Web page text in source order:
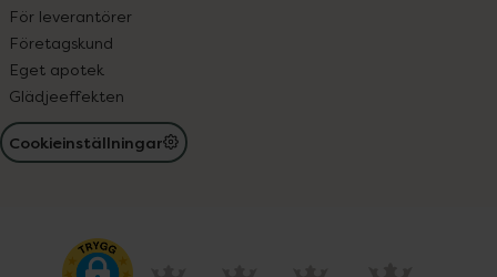
För leverantörer
Företagskund
Eget apotek
Glädjeeffekten
Cookieinställningar